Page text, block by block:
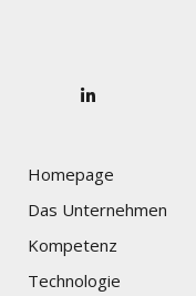
Homepage
Das Unternehmen
Kompetenz
Technologie